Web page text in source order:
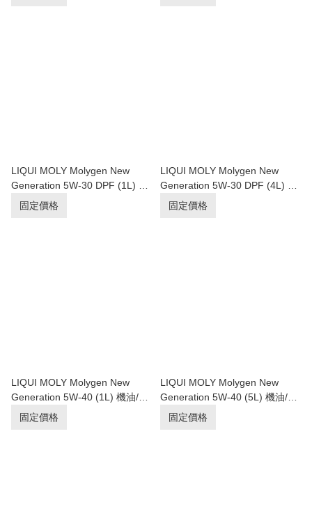
LIQUI MOLY Molygen New
Generation 5W-30 DPF (1L) 機
油/潤滑油/偈油【原裝行貨】
固定價格
LIQUI MOLY Molygen New
Generation 5W-30 DPF (4L) 機
油/潤滑油/偈油【原裝行貨】
固定價格
LIQUI MOLY Molygen New
Generation 5W-40 (1L) 機油/潤
滑油/偈油【原裝行貨】
固定價格
LIQUI MOLY Molygen New
Generation 5W-40 (5L) 機油/潤
滑油/偈油【原裝行貨】
固定價格